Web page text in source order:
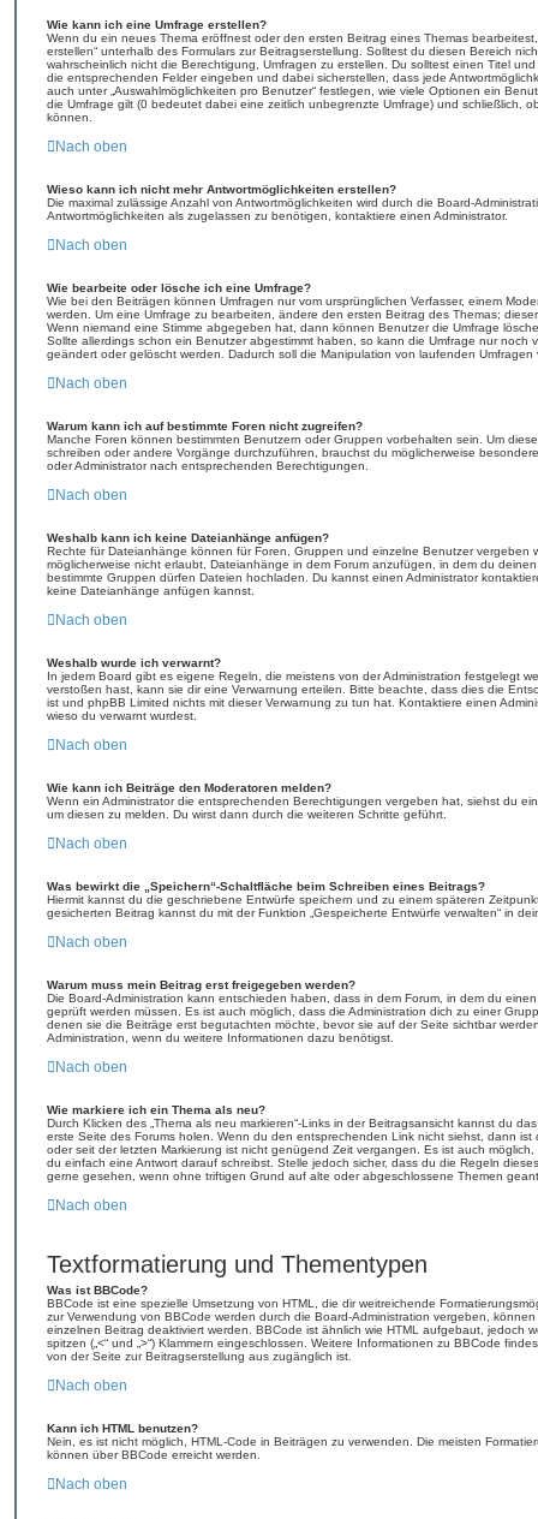
Wie kann ich eine Umfrage erstellen?
Wenn du ein neues Thema eröffnest oder den ersten Beitrag eines Themas
erstellen“ unterhalb des Formulars zur Beitragserstellung. Solltest du diesen Bereich
wahrscheinlich nicht die Berechtigung, Umfragen zu erstellen. Du solltest einen Titel
die entsprechenden Felder eingeben und dabei sicherstellen, dass jede
auch unter „Auswahlmöglichkeiten pro Benutzer“ festlegen, wie viele Optionen ein
die Umfrage gilt (0 bedeutet dabei eine zeitlich unbegrenzte Umfrage) und schließlich,
können.
Nach oben
Wieso kann ich nicht mehr Antwortmöglichkeiten erstellen?
Die maximal zulässige Anzahl von Antwortmöglichkeiten wird durch die Board-
Antwortmöglichkeiten als zugelassen zu benötigen, kontaktiere einen Administrator.
Nach oben
Wie bearbeite oder lösche ich eine Umfrage?
Wie bei den Beiträgen können Umfragen nur vom ursprünglichen Verfasser, einem
werden. Um eine Umfrage zu bearbeiten, ändere den ersten Beitrag des Themas;
Wenn niemand eine Stimme abgegeben hat, dann können Benutzer die Umfrage
Sollte allerdings schon ein Benutzer abgestimmt haben, so kann die Umfrage nur noch
geändert oder gelöscht werden. Dadurch soll die Manipulation von laufenden Umfragen
Nach oben
Warum kann ich auf bestimmte Foren nicht zugreifen?
Manche Foren können bestimmten Benutzern oder Gruppen vorbehalten sein. Um
schreiben oder andere Vorgänge durchzuführen, brauchst du möglicherweise
oder Administrator nach entsprechenden Berechtigungen.
Nach oben
Weshalb kann ich keine Dateianhänge anfügen?
Rechte für Dateianhänge können für Foren, Gruppen und einzelne Benutzer vergeben
möglicherweise nicht erlaubt, Dateianhänge in dem Forum anzufügen, in dem du
bestimmte Gruppen dürfen Dateien hochladen. Du kannst einen Administrator
keine Dateianhänge anfügen kannst.
Nach oben
Weshalb wurde ich verwarnt?
In jedem Board gibt es eigene Regeln, die meistens von der Administration festgelegt
verstoßen hast, kann sie dir eine Verwarnung erteilen. Bitte beachte, dass dies die
ist und phpBB Limited nichts mit dieser Verwarnung zu tun hat. Kontaktiere einen
wieso du verwarnt wurdest.
Nach oben
Wie kann ich Beiträge den Moderatoren melden?
Wenn ein Administrator die entsprechenden Berechtigungen vergeben hat, siehst du
um diesen zu melden. Du wirst dann durch die weiteren Schritte geführt.
Nach oben
Was bewirkt die „Speichern“-Schaltfläche beim Schreiben eines Beitrags?
Hiermit kannst du die geschriebene Entwürfe speichern und zu einem späteren
gesicherten Beitrag kannst du mit der Funktion „Gespeicherte Entwürfe verwalten“ in
Nach oben
Warum muss mein Beitrag erst freigegeben werden?
Die Board-Administration kann entschieden haben, dass in dem Forum, in dem du
geprüft werden müssen. Es ist auch möglich, dass die Administration dich zu einer
denen sie die Beiträge erst begutachten möchte, bevor sie auf der Seite sichtbar
Administration, wenn du weitere Informationen dazu benötigst.
Nach oben
Wie markiere ich ein Thema als neu?
Durch Klicken des „Thema als neu markieren“-Links in der Beitragsansicht kannst du
erste Seite des Forums holen. Wenn du den entsprechenden Link nicht siehst, dann ist
oder seit der letzten Markierung ist nicht genügend Zeit vergangen. Es ist auch
du einfach eine Antwort darauf schreibst. Stelle jedoch sicher, dass du die Regeln
gerne gesehen, wenn ohne triftigen Grund auf alte oder abgeschlossene Themen
Nach oben
Textformatierung und Thementypen
Was ist BBCode?
BBCode ist eine spezielle Umsetzung von HTML, die dir weitreichende
zur Verwendung von BBCode werden durch die Board-Administration vergeben,
einzelnen Beitrag deaktiviert werden. BBCode ist ähnlich wie HTML aufgebaut, jedoch
spitzen („<“ und „>“) Klammern eingeschlossen. Weitere Informationen zu BBCode
von der Seite zur Beitragserstellung aus zugänglich ist.
Nach oben
Kann ich HTML benutzen?
Nein, es ist nicht möglich, HTML-Code in Beiträgen zu verwenden. Die meisten
können über BBCode erreicht werden.
Nach oben